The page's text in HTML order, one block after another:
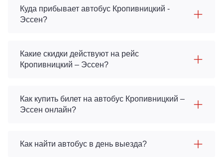
Куда прибывает автобус Кропивницкий -
Эссен?
Какие скидки действуют на рейс
Кропивницкий – Эссен?
Как купить билет на автобус Кропивницкий –
Эссен онлайн?
Как найти автобус в день выезда?